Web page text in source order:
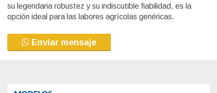
su legendaria robustez y su indiscutible fiabilidad, es la
opción ideal para las labores agrícolas genéricas.
Enviar mensaje